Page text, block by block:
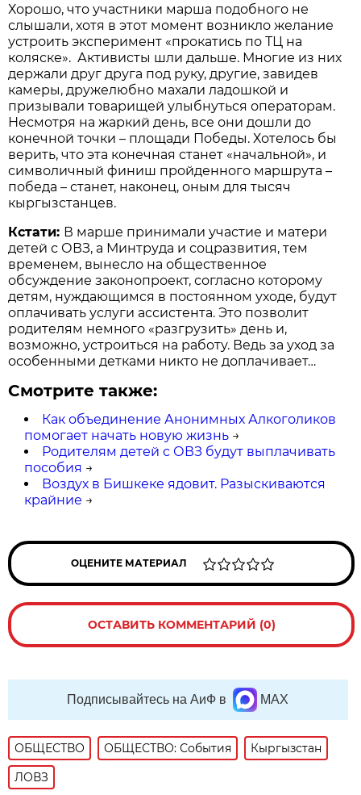
Хорошо, что участники марша подобного не
слышали, хотя в этот момент возникло желание
устроить эксперимент «прокатись по ТЦ на
коляске». Активисты шли дальше. Многие из них
держали друг друга под руку, другие, завидев
камеры, дружелюбно махали ладошкой и
призывали товарищей улыбнуться операторам.
Несмотря на жаркий день, все они дошли до
конечной точки – площади Победы. Хотелось бы
верить, что эта конечная станет «начальной», и
символичный финиш пройденного маршрута –
победа – станет, наконец, оным для тысяч
кыргызстанцев.
Кстати: В марше принимали участие и матери
детей с ОВЗ, а Минтруда и соцразвития, тем
временем, вынесло на общественное
обсуждение законопроект, согласно которому
детям, нуждающимся в постоянном уходе, будут
оплачивать услуги ассистента. Это позволит
родителям немного «разгрузить» день и,
возможно, устроиться на работу. Ведь за уход за
особенными детками никто не доплачивает…
Смотрите также:
Как объединение Анонимных Алкоголиков
помогает начать новую жизнь →
Родителям детей с ОВЗ будут выплачивать
пособия →
Воздух в Бишкеке ядовит. Разыскиваются
крайние →
ОЦЕНИТЕ МАТЕРИАЛ
ОСТАВИТЬ КОММЕНТАРИЙ (0)
Подписывайтесь на АиФ в MAX
ОБЩЕСТВО ОБЩЕСТВО: События
Кыргызстан
ЛОВЗ